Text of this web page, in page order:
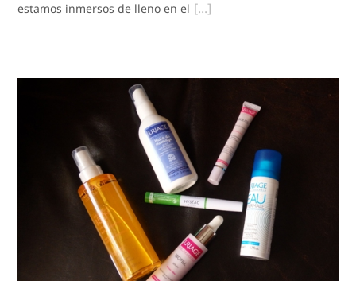
estamos inmersos de lleno en el